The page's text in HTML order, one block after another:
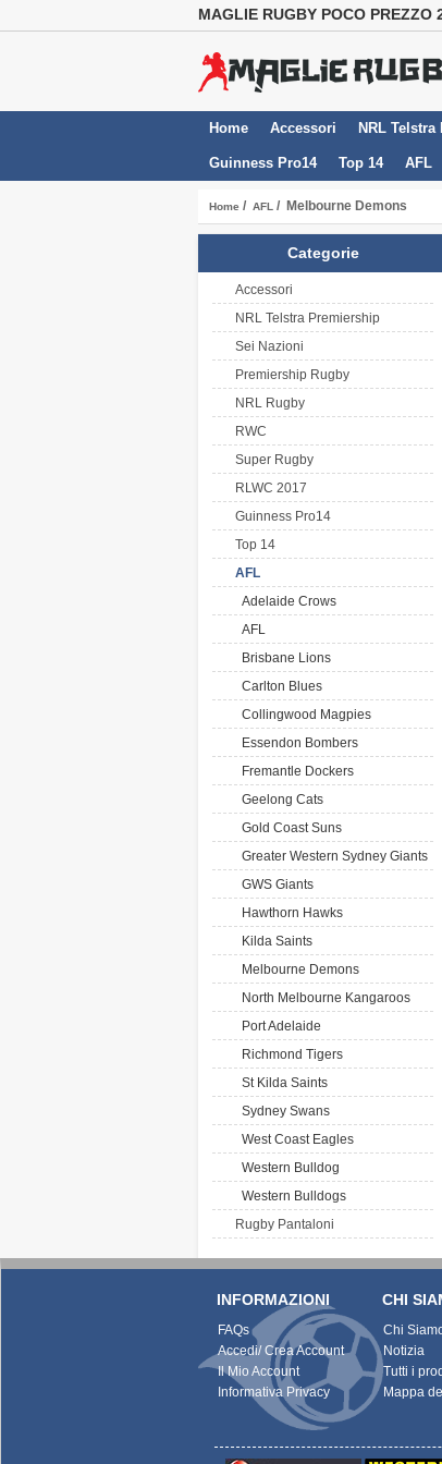
MAGLIE RUGBY POCO PREZZO
Home Accessori NRL
Guinness Pro14 Top 14 AFL
Home / AFL / Melbourne Demons
Categorie
Accessori
NRL Telstra Premiership
Sei Nazioni
Premiership Rugby
NRL Rugby
RWC
Super Rugby
RLWC 2017
Guinness Pro14
Top 14
AFL
Adelaide Crows
AFL
Brisbane Lions
Carlton Blues
Collingwood Magpies
Essendon Bombers
Fremantle Dockers
Geelong Cats
Gold Coast Suns
Greater Western Sydney Giants
GWS Giants
Hawthorn Hawks
Kilda Saints
Melbourne Demons
North Melbourne Kangaroos
Port Adelaide
Richmond Tigers
St Kilda Saints
Sydney Swans
West Coast Eagles
Western Bulldog
Western Bulldogs
Rugby Pantaloni
INFORMAZIONI
FAQs
Accedi/ Crea Account
Il Mio Account
Informativa Privacy
CHI
Chi
Notizia
Tutti i
Mappa